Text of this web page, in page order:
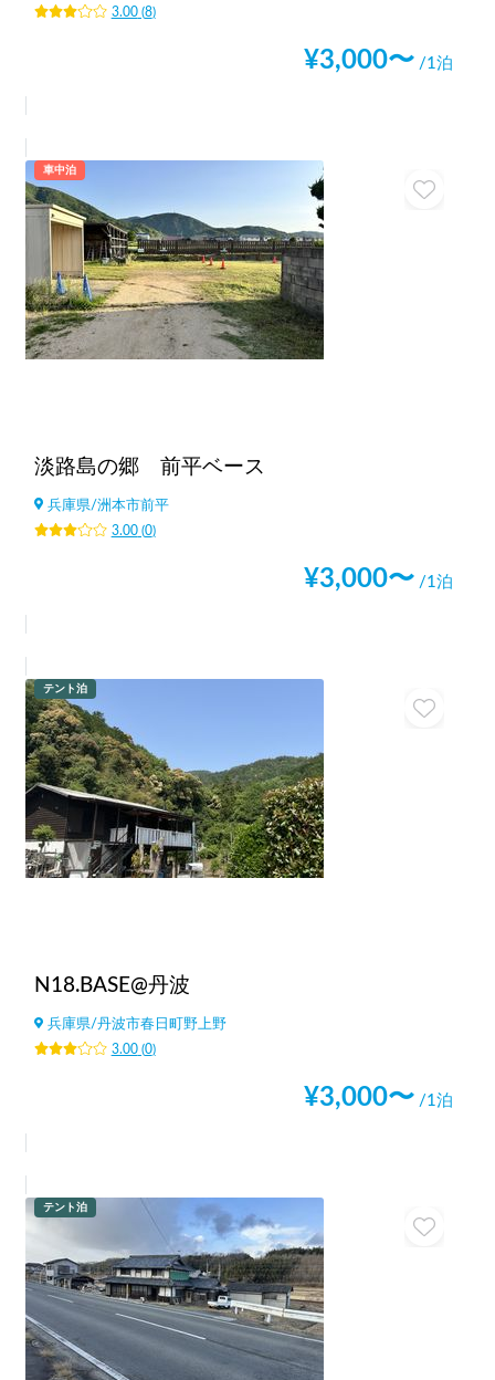
3.00(8)
¥3,000〜 /1泊
車中泊
淡路島の郷 前平ベース
兵庫県/洲本市前平
3.00(0)
¥3,000〜 /1泊
テント泊
N18.BASE@丹波
兵庫県/丹波市春日町野上野
3.00(0)
¥3,000〜 /1泊
テント泊